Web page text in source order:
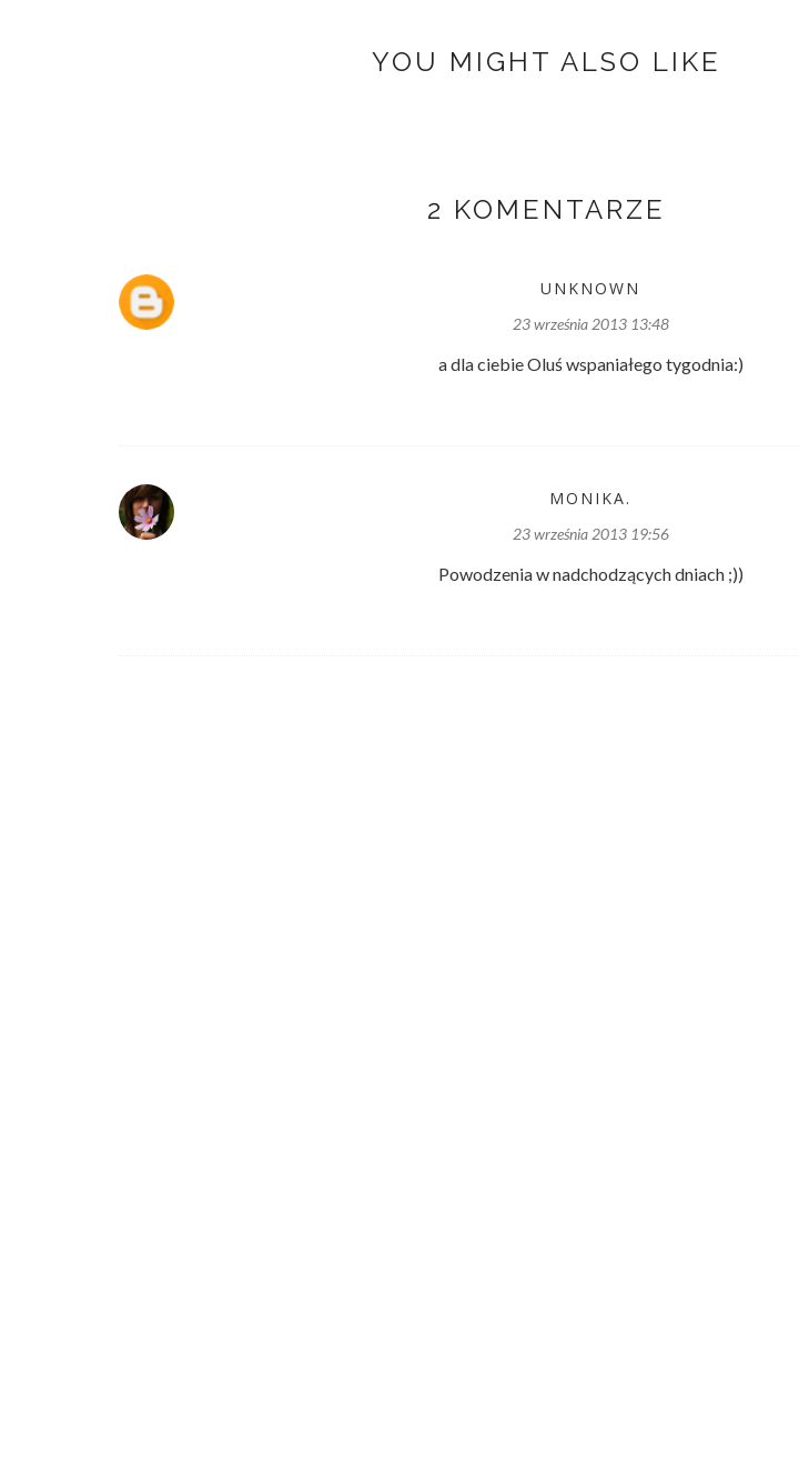
YOU MIGHT ALSO LIKE
2 KOMENTARZE
UNKNOWN
23 września 2013 13:48
a dla ciebie Oluś wspaniałego tygodnia:)
MONIKA.
23 września 2013 19:56
Powodzenia w nadchodzących dniach ;))